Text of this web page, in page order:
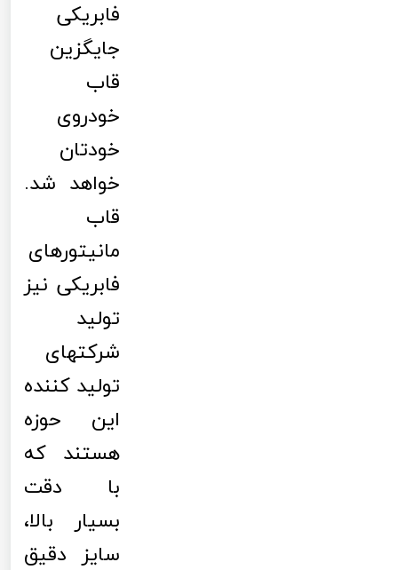
فابریکی
جایگزین
قاب
خودروی
خودتان
خواهد شد.
قاب
مانیتورهای
فابریکی نیز
تولید
شرکتهای
تولید کننده
این حوزه
هستند که
با دقت
بسیار بالا،
سایز دقیق